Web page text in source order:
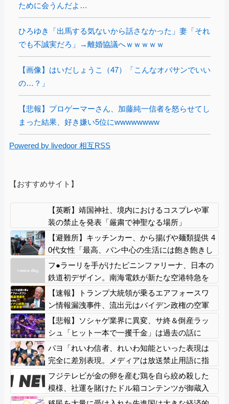
ために会うんだよ…
ひろゆき「出馬する気ないから話さなかった」妻「それ
でも不誠実だろ」→離婚協議へｗｗｗｗｗ
【画像】はいだしょうこ（47）「こんなオバサンでいい
の…？」
【悲報】プロゲーマーさん、加藤純一信者を怒らせてし
まった結果、好き嫌い5位にwwwwwwww
Powered by livedoor 相互RSS
【おすすめサイト】
【英断】靖国神社、境内におけるコスプレや軍
装の禁止を発表「厳粛で神聖なる場所」
【避難所】キッチンカー、から揚げや麺類提供 4
0代女性「最高、パン中心の生活には飽き飽きし
ていて、野菜不足も感じていた」→時事通信タ
イトル「パンに飽き飽き」
フ●ラーリを手がけたピニンファリーナ、日本の
鉄道初デザイン。南海電鉄が新たな空港特急を
なにわ筋線へ導入
【速報】トランプ大統領が乗るエアフォースワ
ン情報漏洩事件、流出元はバイデン政権の空軍
長官と判明「アクセス権を取り消す」
【悲報】ソシャゲ業界に異変、サ終＆倒産ラッ
シュ「ヒット一本で一攫千金」は過去の話に
パヨ「れいわ信者、れいわ知能といった表現は
完全に差別表現。メディアは放送禁止用語に指
定するべき」
フジテレビが金の卵を産む鶏を自ら絞め殺した
模様、社運を賭けたドル箱コンテンツが御蔵入
りになってしまい……